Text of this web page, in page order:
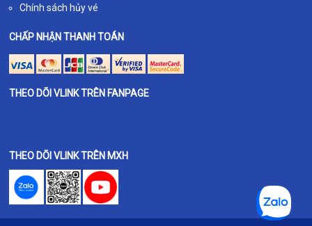
Chính sách hủy vé
CHẤP NHẬN THANH TOÁN
THEO DÕI VLINK TRÊN FANPAGE
THEO DÕI VLINK TRÊN MXH